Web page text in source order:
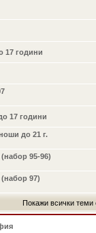
17 години
17 години
до 21 г.
95-96)
97)
Покажи всички теми